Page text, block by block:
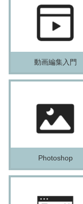
動画編集入門
Photoshop